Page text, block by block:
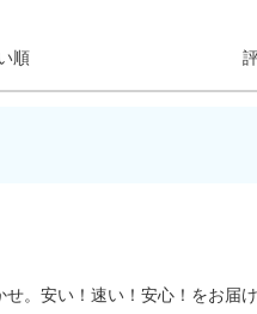
順
。安い！速い！安心！をお届け